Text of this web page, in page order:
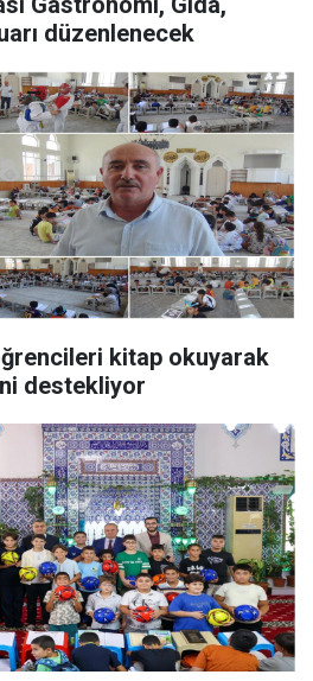
düzenlenecek
kitap okuyarak
destekliyor